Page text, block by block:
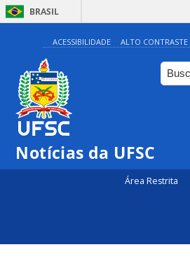
BRASIL
ACESSIBILIDADE ALTO CONTRASTE
Notícias da UFSC
Área Restrita